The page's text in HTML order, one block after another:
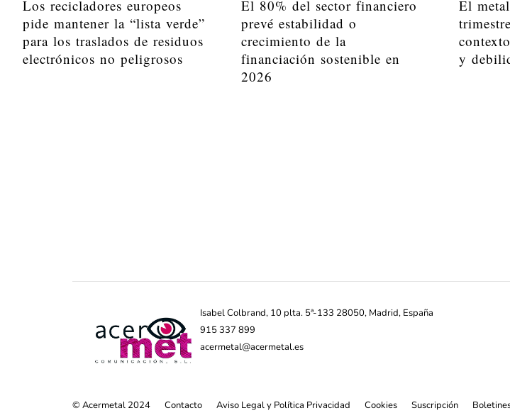
Los recicladores europeos
pide mantener la “lista verde”
para los traslados de residuos
electrónicos no peligrosos
El 80% del sector financiero
prevé estabilidad o
crecimiento de la
financiación sostenible en
2026
El
y
Isabel Colbrand, 10 plta. 5ª-133 28050, Madrid, España
915 337 899
acermetal@acermetal.es
© Acermetal 2024 Contacto Aviso Legal y Política Privacidad Cookies Suscripción